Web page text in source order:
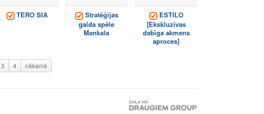
TERO SIA
Stratēģijas
galda spēle
Mankala
ESTILO
[Ekskluzīvas
dabīga akmens
aproces]
3 4 nākamā